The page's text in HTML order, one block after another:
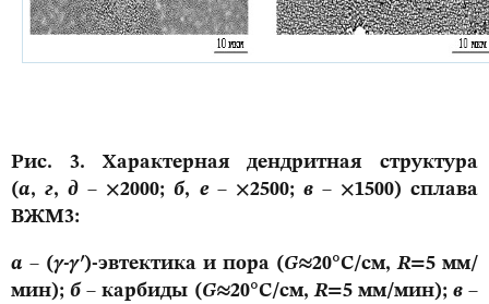
Рис. 3. Характерная дендритная структура
(а,г,д – ×2000;б, е– ×2500; в– ×1500) сплава
ВЖМ3:
а – (γ-γ′)-эвтектика и пора (G≈20°С/см,R=5 мм/
мин);б – карбиды (G≈20°С/см,R=5 мм/мин); в–